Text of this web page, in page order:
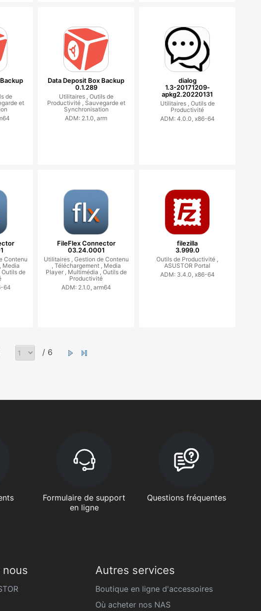
de
et
Data Deposit Box Backup
0.1.289
Utilitaires , Outils de
Productivité , Sauvegarde et
Synchronisation
ADM: 2.1.0, arm
dialog
1.3-20171209-
apkg2.20220131
Utilitaires , Outils de
Productivité
ADM: 4.0.0, x86-64
Contenu
Media
Outils de
64
FileFlex Connector
03.24.0001
Utilitaires , Gestion de Contenu
, Téléchargement , Media
Player , Multimédia , Outils de
Productivité
ADM: 2.1.0, arm64
filezilla
3.999.0
Outils de Productivité ,
ASUSTOR Portal
ADM: 3.4.0, x86-64
/ 6
Formulaire de support
en ligne
Questions fréquentes
nous Autres services
Boutique en ligne d'accessoires
Où acheter nos NAS